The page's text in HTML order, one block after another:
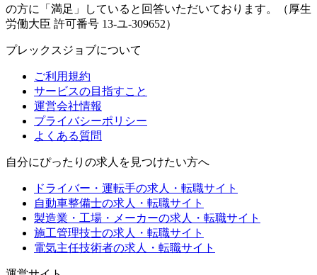
の方に「満足」していると回答いただいております。（厚生
労働大臣 許可番号 13-ユ-309652）
プレックスジョブについて
ご利用規約
サービスの目指すこと
運営会社情報
プライバシーポリシー
よくある質問
自分にぴったりの求人を見つけたい方へ
ドライバー・運転手の求人・転職サイト
自動車整備士の求人・転職サイト
製造業・工場・メーカーの求人・転職サイト
施工管理技士の求人・転職サイト
電気主任技術者の求人・転職サイト